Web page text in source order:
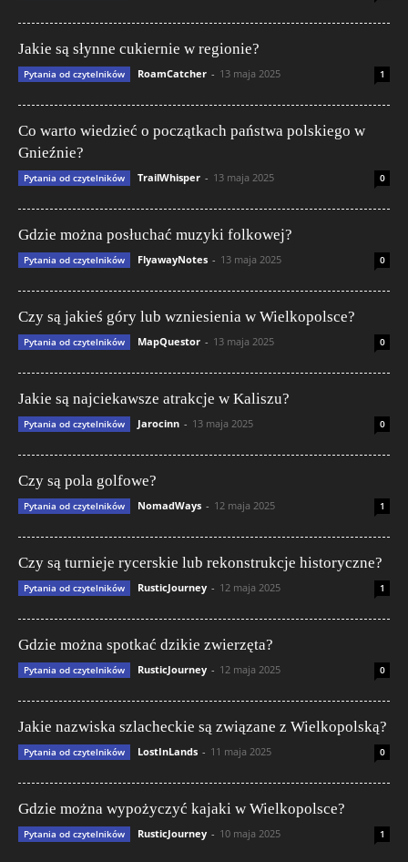
Jakie są słynne cukiernie w regionie?
Pytania od czytelników RoamCatcher - 13 maja 2025 1
Co warto wiedzieć o początkach państwa polskiego w
Gnieźnie?
Pytania od czytelników TrailWhisper - 13 maja 2025 0
Gdzie można posłuchać muzyki folkowej?
Pytania od czytelników FlyawayNotes - 13 maja 2025 0
Czy są jakieś góry lub wzniesienia w Wielkopolsce?
Pytania od czytelników MapQuestor - 13 maja 2025 0
Jakie są najciekawsze atrakcje w Kaliszu?
Pytania od czytelników Jarocinn - 13 maja 2025 0
Czy są pola golfowe?
Pytania od czytelników NomadWays - 12 maja 2025 1
Czy są turnieje rycerskie lub rekonstrukcje historyczne?
Pytania od czytelników RusticJourney - 12 maja 2025 1
Gdzie można spotkać dzikie zwierzęta?
Pytania od czytelników RusticJourney - 12 maja 2025 0
Jakie nazwiska szlacheckie są związane z Wielkopolską?
Pytania od czytelników LostInLands - 11 maja 2025 0
Gdzie można wypożyczyć kajaki w Wielkopolsce?
Pytania od czytelników RusticJourney - 10 maja 2025 1